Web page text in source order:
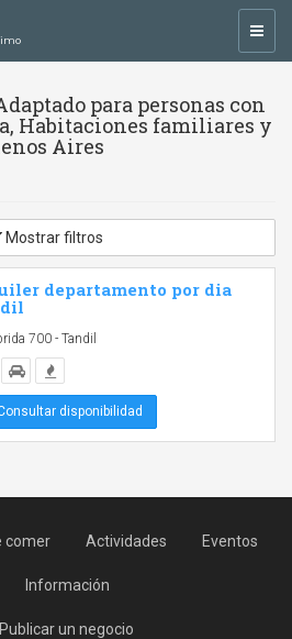
para personas con
Habitaciones familiares y
Aires
Mostrar filtros
departamento por dia
700 - Tandil
disponibilidad
comer Actividades Eventos
Información
Publicar un negocio